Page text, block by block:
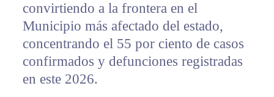
convirtiendo a la frontera en el
Municipio más afectado del estado,
concentrando el 55 por ciento de casos
confirmados y defunciones registradas
en este 2026.